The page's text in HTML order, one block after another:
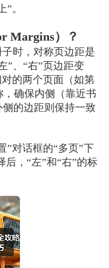
。
Margins）？
时，对称页边距是
”、“右”页边距变
的两个页面（如第
确保内侧（靠近书
的边距则保持一致
”对话框的“多页”下
后，“左”和“右”的标